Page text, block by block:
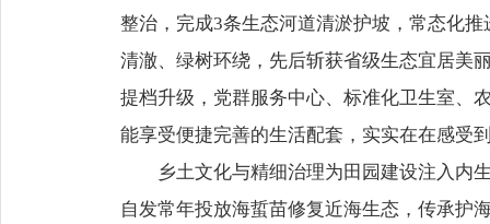
整治，完成3条生态河道清淤护坡，常态化
清澈、绿树环绕，先后斩获省级生态宜居美
提档升级，党群服务中心、标准化卫生室、
能享受便捷完善的生活配套，实实在在感受
乡土文化与精细治理为田园建设注入内生
自发常年投放海蜇苗修复近海生态，传承护